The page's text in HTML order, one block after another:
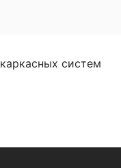
систем